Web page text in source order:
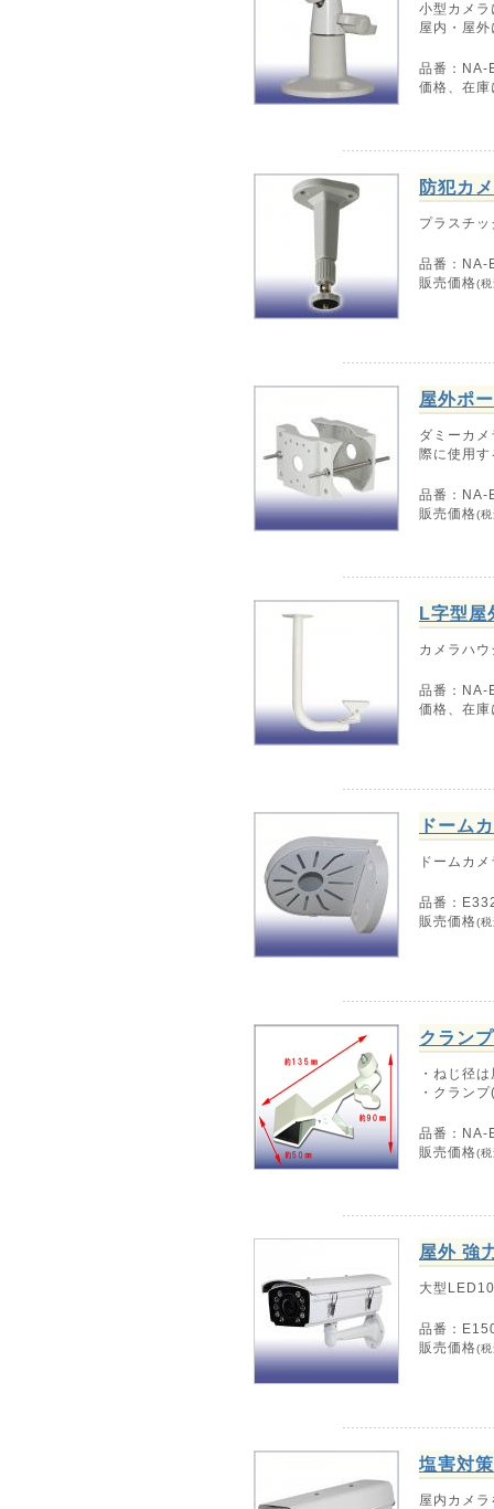
小型カメラ
屋内・屋
品番：NA-
価格、在
防犯カ
プラスチ
品番：NA-
販売価格(
屋外ポ
ダミーカ
際に使用
品番：NA-
販売価格(
L字型屋
カメラハ
品番：NA-
価格、在
ドーム
ドームカ
品番：
販売価格(
クラン
・ねじ径
・クラン
品番：NA-
販売価格(
屋外 強
大型
品番：
販売価格(
塩害対
屋内カメ